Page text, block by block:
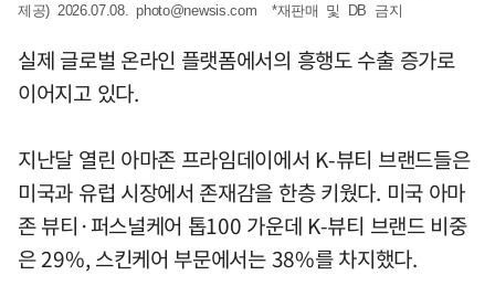
제공) 2026.07.08.photo@newsis.com *재판매 및 DB 금지
실제 글로벌 온라인 플랫폼에서의 흥행도 수출 증가로
이어지고 있다.
지난달 열린 아마존 프라임데이에서 K-뷰티 브랜드들은
미국과 유럽 시장에서 존재감을 한층 키웠다. 미국 아마
존 뷰티·퍼스널케어 톱100 가운데 K-뷰티 브랜드 비중
은 29%, 스킨케어 부문에서는 38%를 차지했다.